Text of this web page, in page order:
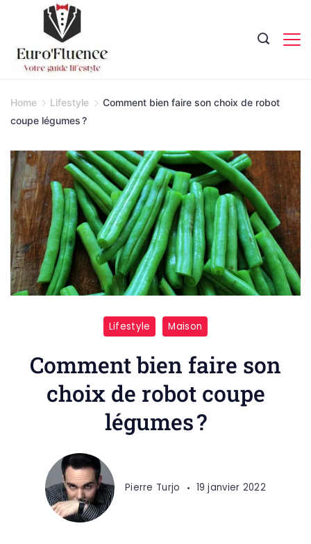
content
Home Lifestyle
Comment bien faire son choix de robot
coupe légumes ?
Lifestyle Maison
Comment bien faire son
choix de robot coupe
légumes ?
Pierre Turjo 19 janvier 2022